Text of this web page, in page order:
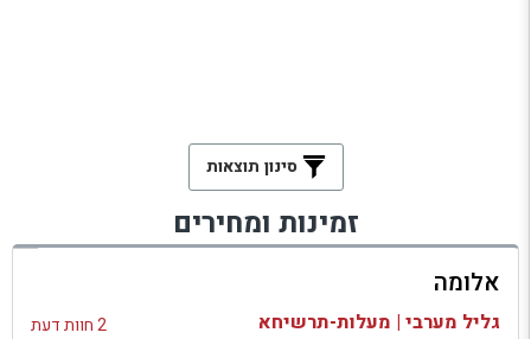
סינון תוצאות
זמינות ומחירים
אלומה
גליל מערבי | מעלות-תרשיחא 2 חוות דעת